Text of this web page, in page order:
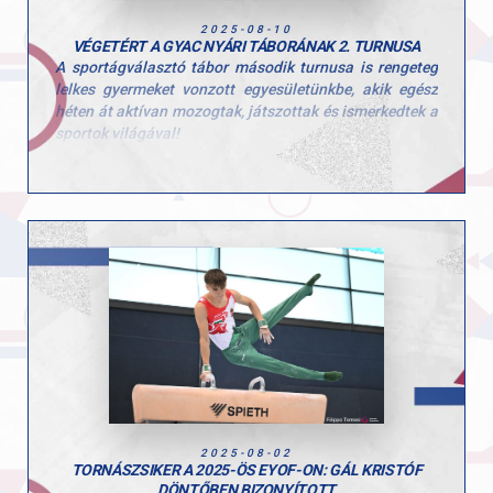
2025-08-10
VÉGETÉRT A GYAC NYÁRI TÁBORÁNAK 2. TURNUSA
A sportágválasztó tábor második turnusa is rengeteg
lelkes gyermeket vonzott egyesületünkbe, akik egész
héten át aktívan mozogtak, játszottak és ismerkedtek a
sportok világával!
Ezúttal is sok-sok kisgyerek töltötte velünk a hetet, és
öröm volt látni, mennyi kíváncsisággal és energiával
hogy a gyerekek minél több mozgásformát
kipróbálhassanak, és ebben a turnusban is 10
különböző sportággal találkozhattak!
Köszönjük minden edzőnek, segítőnek és szülőnek,
hogy hozzájárultak a hét sikeréhez és természetesen a
gyerekeknek is, hogy ilyen lelkes résztvevői voltak a
2025-08-02
TORNÁSZSIKER A 2025-ÖS EYOF-ON: GÁL KRISTÓF